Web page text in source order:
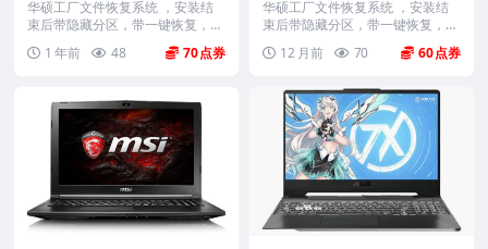
业版系统 工厂文件 带ASUS
Recovery恢复
华硕工厂文件恢复系统 ，安装结
束后带隐藏分区，带一键恢复，以
1 年前 48 70
H2系统 工厂文件 带ASUS R
ecovery恢复
华硕工厂文件恢复系统 ，安装结
束后带隐藏分区，带一键恢复，以
12 月前 70 60